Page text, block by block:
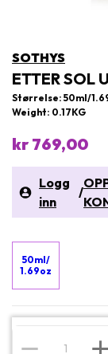
SOTHYS
ETTER SOL
Størrelse: 50ml/
Weight: 0.17KG
kr 769,00
Logg
inn
/
50ml/
1.69oz